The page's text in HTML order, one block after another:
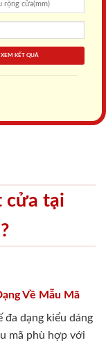
XEM KẾT QUẢ
cửa tại
Về Mẫu Mã
đa dạng kiểu dáng
mã phù hợp với